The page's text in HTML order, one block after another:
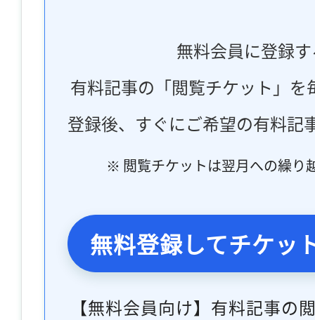
無料会員に登録
有料記事の「閲覧チケット」
登録後、すぐにご希望の有料記
※ 閲覧チケットは翌月への繰り
無料登録してチケッ
【無料会員向け】有料記事の